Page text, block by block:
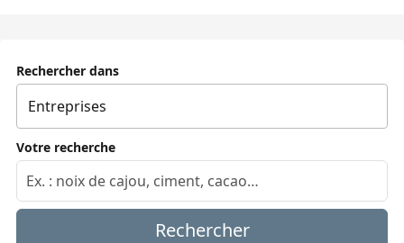
Rechercher dans
Votre recherche
Rechercher